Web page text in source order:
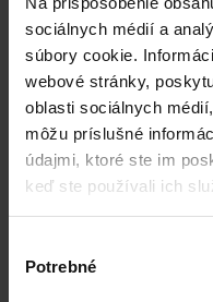
sociálnych médií a
súbory cookie.
webové stránky,
oblasti sociálnych
môžu príslušné
údajmi, ktoré ste im
keď ste používali ich
súhlasu
Potrebné
aj Potvrdenie o
40 hodín
Daňové priznanie
Daňové priznanie